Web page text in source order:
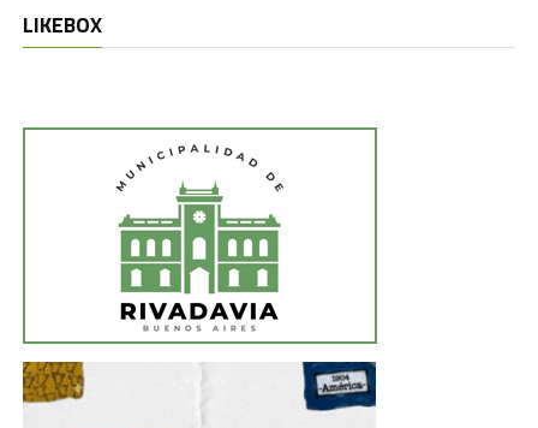
LIKEBOX